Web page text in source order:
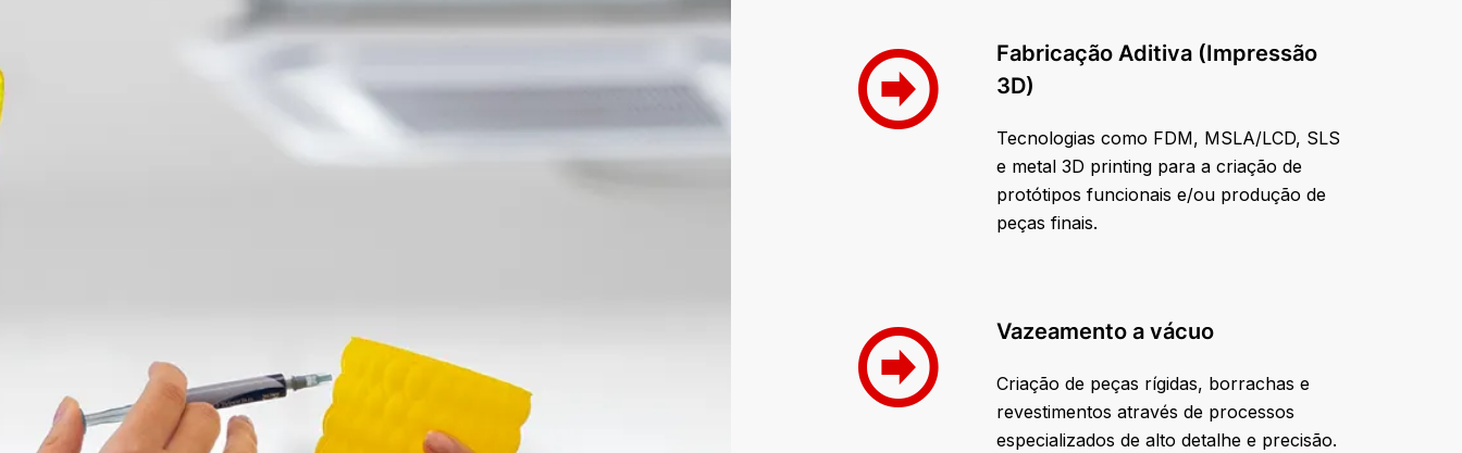
Fabricação Aditiva (Impressão
3D)
Tecnologias como FDM, MSLA/LCD, SLS
e metal 3D printing para a criação de
protótipos funcionais e/ou produção de
peças finais.
Vazeamento a vácuo
Criação de peças rígidas, borrachas e
revestimentos através de processos
especializados de alto detalhe e precisão.